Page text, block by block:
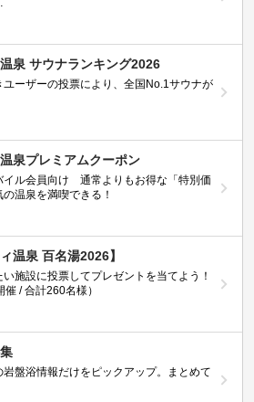
泉 サウナランキング2026
ユーザーの投票により、全国No.1サウナが
泉プレミアムクーポン
イル会員向け 通常よりもお得な「特別価
温泉を満喫できる！
ィ温泉 百名湯2026】
施設に投票してプレゼントを当てよう！
催 / 合計260名様）
岩盤浴情報だけをピックアップ。まとめて